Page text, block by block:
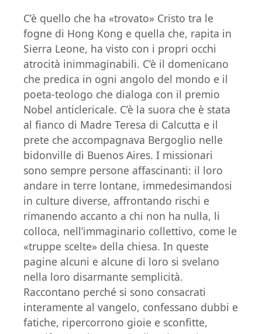
C’è quello che ha «trovato» Cristo tra le
fogne di Hong Kong e quella che, rapita in
Sierra Leone, ha visto con i propri occhi
atrocità inimmaginabili. C’è il domenicano
che predica in ogni angolo del mondo e il
poeta-teologo che dialoga con il premio
Nobel anticlericale. C’è la suora che è stata
al fianco di Madre Teresa di Calcutta e il
prete che accompagnava Bergoglio nelle
bidonville di Buenos Aires. I missionari
sono sempre persone affascinanti: il loro
andare in terre lontane, immedesimandosi
in culture diverse, affrontando rischi e
rimanendo accanto a chi non ha nulla, li
colloca, nell’immaginario collettivo, come le
«truppe scelte» della chiesa. In queste
pagine alcuni e alcune di loro si svelano
nella loro disarmante semplicità.
Raccontano perché si sono consacrati
interamente al vangelo, confessano dubbi e
fatiche, ripercorrono gioie e sconfitte,